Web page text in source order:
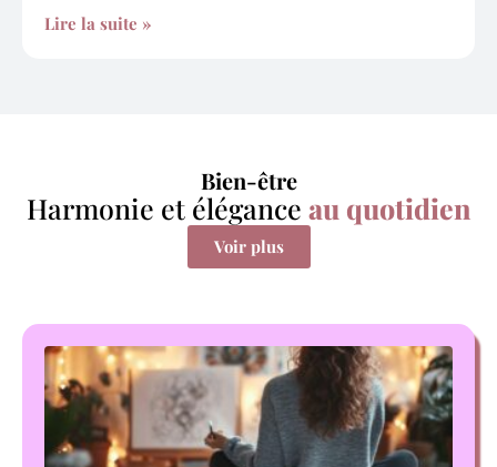
Lire la suite »
Bien-être
Harmonie et élégance au quotidien
Voir plus